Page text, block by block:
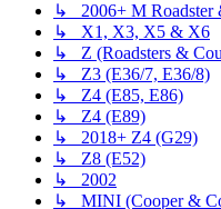
↳ 2006+ M Roadster
↳ X1, X3, X5 & X6
↳ Z (Roadsters &
↳ Z3 (E36/7, E36/8)
↳ Z4 (E85, E86)
↳ Z4 (E89)
↳ 2018+ Z4 (G29)
↳ Z8 (E52)
↳ 2002
↳ MINI (Cooper &